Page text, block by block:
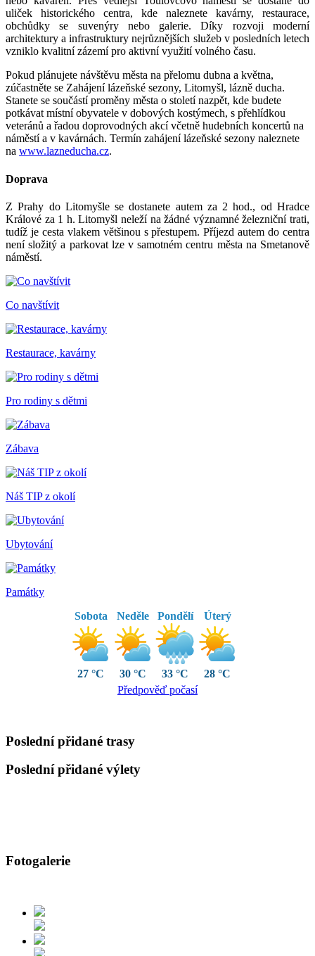
uliček historického centra, kde naleznete kavárny, restaurace,
obchůdky se suvenýry nebo galerie. Díky rozvoji moderní
architektury a infrastruktury nejrůznějších služeb v posledních letech
vzniklo kvalitní zázemí pro aktivní využití volného času.
Pokud plánujete návštěvu města na přelomu dubna a května,
zúčastněte se Zahájení lázeňské sezony, Litomyšl, lázně ducha.
Stanete se součástí proměny města o století nazpět, kde budete
potkávat místní obyvatele v dobových kostýmech, s přehlídkou
veteránů a řadou doprovodných akcí včetně hudebních koncertů na
náměstí a v kavárnách. Termín zahájení lázeňské sezony naleznete
na www.lazneducha.cz.
Doprava
Z Prahy do Litomyšle se dostanete autem za 2 hod., od Hradce
Králové za 1 h. Litomyšl neleží na žádné významné železniční trati,
tudíž je cesta vlakem většinou s přestupem. Příjezd autem do centra
není složitý a parkovat lze v samotném centru města na Smetanově
náměstí.
Co navštívit
Restaurace, kavárny
Pro rodiny s dětmi
Zábava
Náš TIP z okolí
Ubytování
Památky
Sobota
27 °C
Neděle
30 °C
Pondělí
33 °C
Úterý
28 °C
Předpověď počasí
Poslední přidané trasy
Poslední přidané výlety
Fotogalerie